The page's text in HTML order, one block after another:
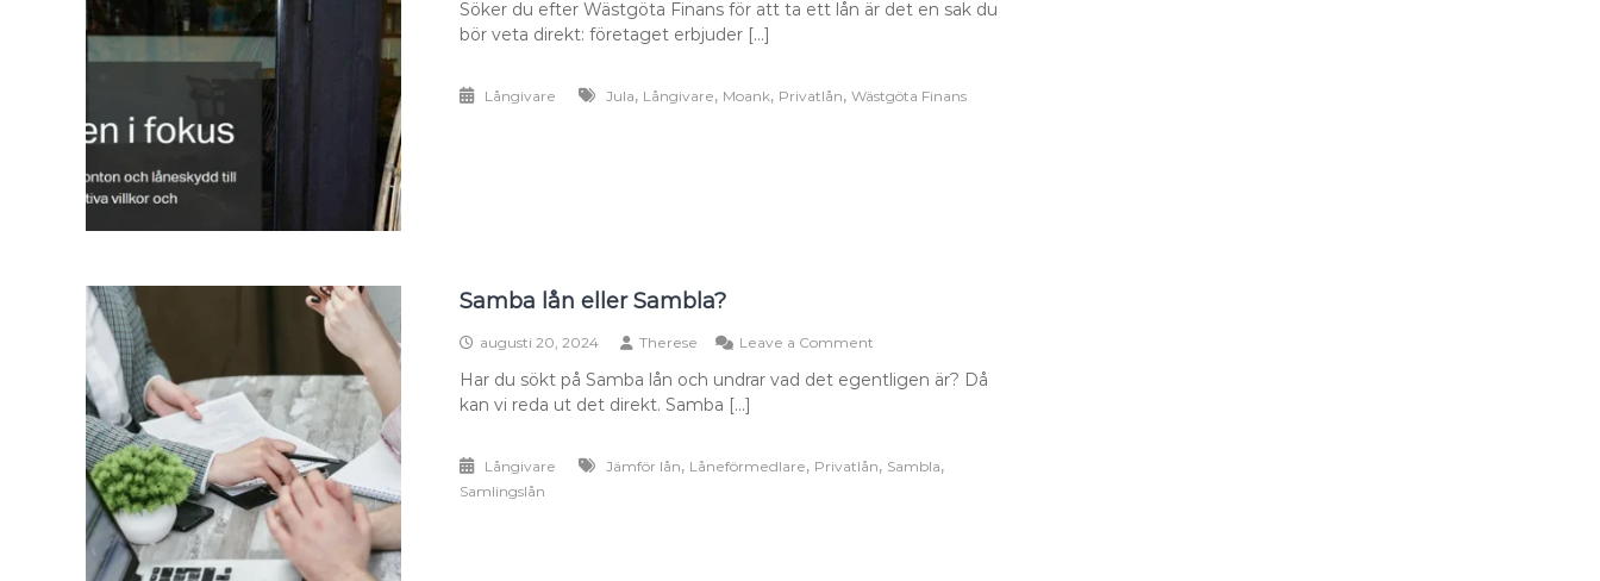
Finans
som
Söker du efter Wästgöta Finans för att ta ett lån är det en sak du
bör veta direkt: företaget erbjuder […]
Långivare Jula, Långivare, Moank, Privatlån,Wästgöta Finans
Samba lån eller Sambla?
augusti 20, 2024 Therese Leave a Comment
lån
Har du sökt på Samba lån och undrar vad det egentligen är? Då
kan vi reda ut det direkt. Samba […]
Långivare Jämför lån, Låneförmedlare, Privatlån, Sambla,
Samlingslån